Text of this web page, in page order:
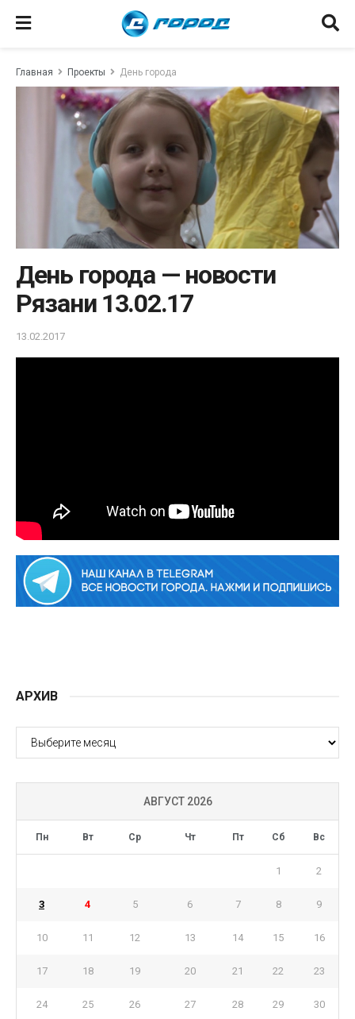
Главная Проекты День города
День города — новости
Рязани 13.02.17
13.02.2017
АРХИВ
АРХИВ
АВГУСТ 2026
Пн Вт Ср Чт Пт Сб Вс
1 2
3 4 5 6 7 8 9
10 11 12 13 14 15 16
17 18 19 20 21 22 23
24 25 26 27 28 29 30